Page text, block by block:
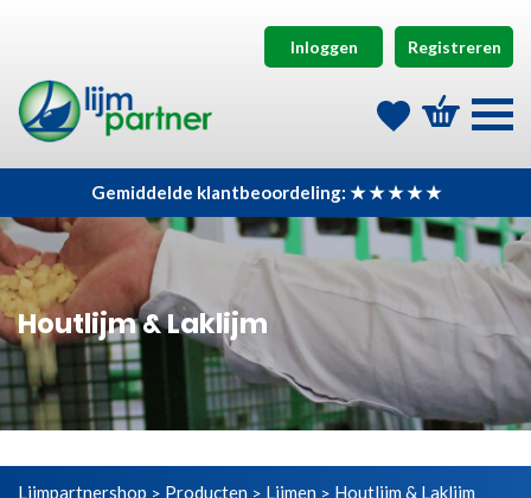
Inloggen Registreren
Gemiddelde klantbeoordeling: ★ ★ ★ ★ ★
Houtlijm & Laklijm
Lijmpartnershop > Producten > Lijmen > Houtlijm & Laklijm